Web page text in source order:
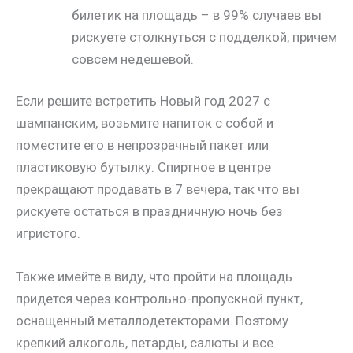
билетик на площадь – в 99% случаев вы
рискуете столкнуться с подделкой, причем
совсем недешевой.
Если решите встретить Новый год 2027 с
шампанским, возьмите напиток с собой и
поместите его в непрозрачный пакет или
пластиковую бутылку. Спиртное в центре
прекращают продавать в 7 вечера, так что вы
рискуете остаться в праздничную ночь без
игристого.
Также имейте в виду, что пройти на площадь
придется через контрольно-пропускной пункт,
оснащенный металлодетекторами. Поэтому
крепкий алкоголь, петарды, салюты и все